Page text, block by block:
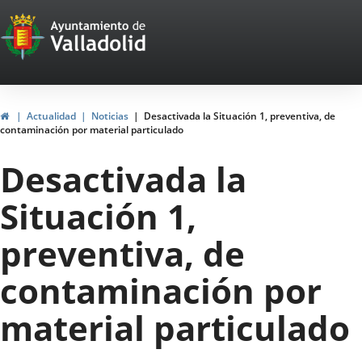
Portal
Web
del
Ayuntamiento
de
Valladolid
InicioActualidad Noticias
Desactivada la Situación 1, preventiva, de
contaminación por material particulado
Desactivada la
Situación 1,
preventiva, de
contaminación por
material particulado